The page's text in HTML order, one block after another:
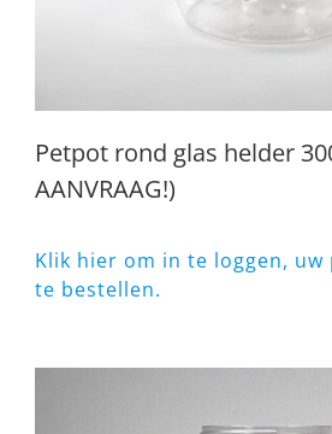
Petpot rond glas helder
AANVRAAG!)
Klik hier om in te loggen, uw
te bestellen.